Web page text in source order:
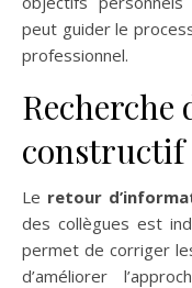
peut guider le
professionnel.
Recherche
constructif
Le retour
des collègues est
permet de corriger
d’améliorer